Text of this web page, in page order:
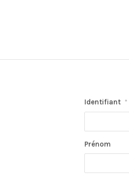
Identifiant *
Prénom